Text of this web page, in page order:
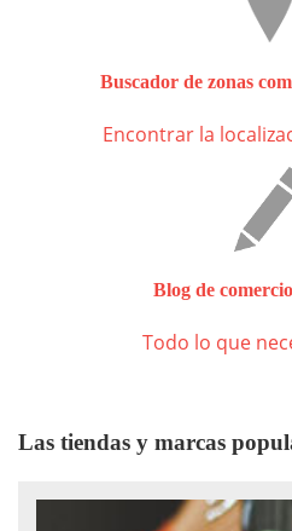
Buscador de zonas
Encontrar la
Blog de
Todo lo que
Las tiendas y marcas